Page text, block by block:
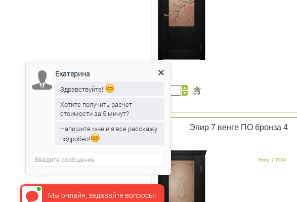
Эпир 7 венге ПО бронза 4
Эпир 7 ПО4
Мы онлайн, задавайте вопросы!
Екатерина
Здравствуйте!
Хотите получить расчет
стоимости за 5 минут?
Напишите мне и я все расскажу
подробно!